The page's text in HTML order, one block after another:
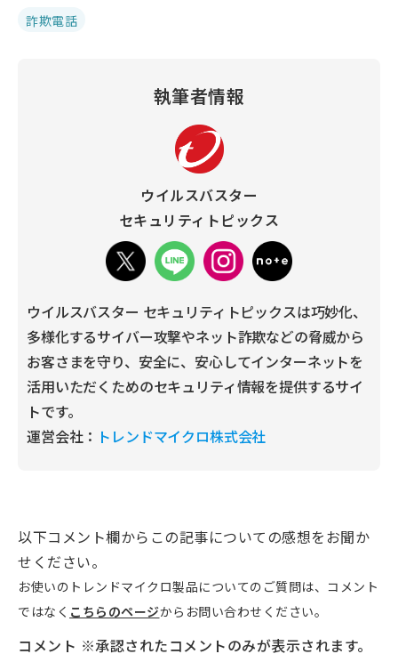
詐欺電話
執筆者情報
ウイルスバスター
セキュリティトピックス
ウイルスバスター セキュリティトピックスは巧妙化、
多様化するサイバー攻撃やネット詐欺などの脅威から
お客さまを守り、安全に、安心してインターネットを
活用いただくためのセキュリティ情報を提供するサイ
トです。
運営会社： トレンドマイクロ株式会社
以下コメント欄からこの記事についての感想をお聞か
せください。
お使いのトレンドマイクロ製品についてのご質問は、コメント
ではなく こちらのページからお問い合わせください。